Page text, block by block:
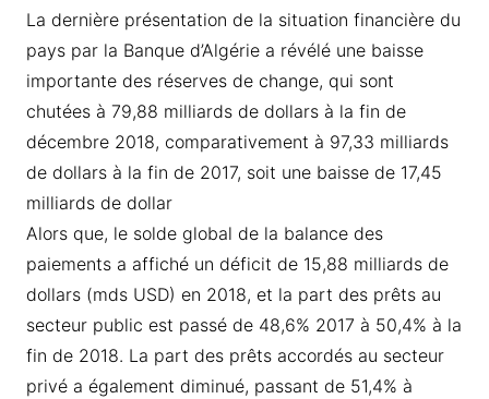
La dernière présentation de la situation financière du
pays par la Banque d’Algérie a révélé une baisse
importante des réserves de change, qui sont
chutées à 79,88 milliards de dollars à la fin de
décembre 2018, comparativement à 97,33 milliards
de dollars à la fin de 2017, soit une baisse de 17,45
milliards de dollar
Alors que, le solde global de la balance des
paiements a affiché un déficit de 15,88 milliards de
dollars (mds USD) en 2018, et la part des prêts au
secteur public est passé de 48,6% 2017 à 50,4% à la
fin de 2018. La part des prêts accordés au secteur
privé a également diminué, passant de 51,4% à